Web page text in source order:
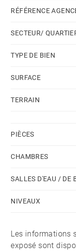
RÉFÉRENCE
SECTEUR/
TYPE DE BIEN
SURFACE
TERRAIN
PIÈCES
CHAMBRES
SALLES D'EAU / DE
NIVEAUX
Les informations
exposé sont